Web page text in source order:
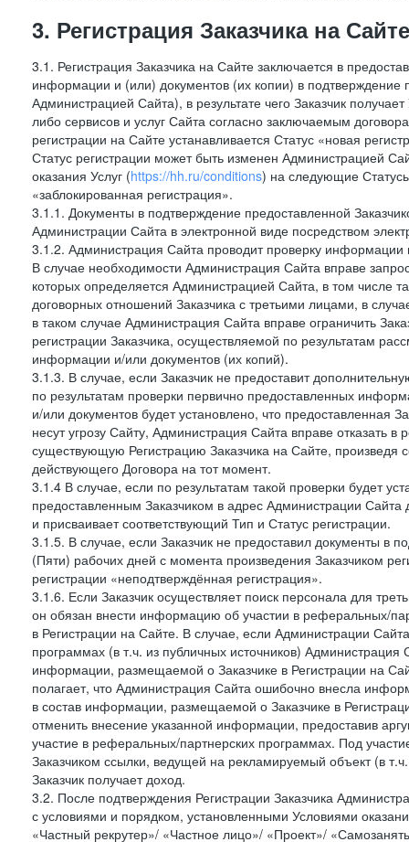
3. Регистрация Заказчика на Сайте
3.1. Регистрация Заказчика на Сайте заключается в
информации и (или) документов (их копии) в
Администрацией Сайта), в результате чего Заказчик
либо сервисов и услуг Сайта согласно заключаемым
регистрации на Сайте устанавливается Статус «новая
Статус регистрации может быть изменен Администрацией
оказания Услуг (https://hh.ru/conditions) на следующие
«заблокированная регистрация».
3.1.1. Документы в подтверждение предоставленной
Администрации Сайта в электронной виде посредством
3.1.2. Администрация Сайта проводит проверку информации
В случае необходимости Администрация Сайта вправе
которых определяется Администрацией Сайта, в том числе
договорных отношений Заказчика с третьими лицами, в
в таком случае Администрация Сайта вправе ограничить
регистрации Заказчика, осуществляемой по результатам
информации и/или документов (их копий).
3.1.3. В случае, если Заказчик не предоставит
по результатам проверки первично предоставленных
и/или документов будет установлено, что предоставленная
несут угрозу Сайту, Администрация Сайта вправе отказать
существующую Регистрацию Заказчика на Сайте, произведя
действующего Договора на тот момент.
3.1.4 В случае, если по результатам такой проверки будет
предоставленным Заказчиком в адрес Администрации
и присваивает соответствующий Тип и Статус регистрации.
3.1.5. В случае, если Заказчик не предоставил документы в
(Пяти) рабочих дней с момента произведения Заказчиком
регистрации «неподтверждённая регистрация».
3.1.6. Если Заказчик осуществляет поиск персонала для
он обязан внести информацию об участии в реферальных/
в Регистрации на Сайте. В случае, если Администрации
программах (в т.ч. из публичных источников)
информации, размещаемой о Заказчике в Регистрации на
полагает, что Администрация Сайта ошибочно внесла
в состав информации, размещаемой о Заказчике в
отменить внесение указанной информации, предоставив
участие в реферальных/партнерских программах. Под
Заказчиком ссылки, ведущей на рекламируемый объект (в
Заказчик получает доход.
3.2. После подтверждения Регистрации Заказчика
с условиями и порядком, установленными Условиями
«Частный рекрутер»/ «Частное лицо»/ «Проект»/